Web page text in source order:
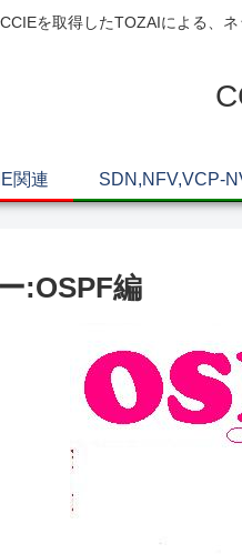
を取得したTOZAIによる、
関連 SDN,NFV,VCP-
:OSPF編